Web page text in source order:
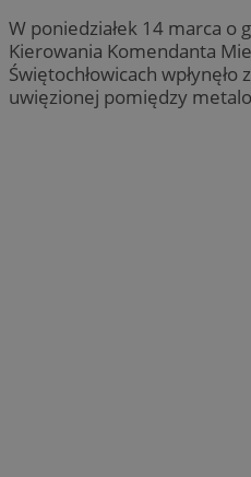
W poniedziałek 14 marca o
Kierowania Komendanta
Świętochłowicach wpłynęło
uwięzionej pomiędzy